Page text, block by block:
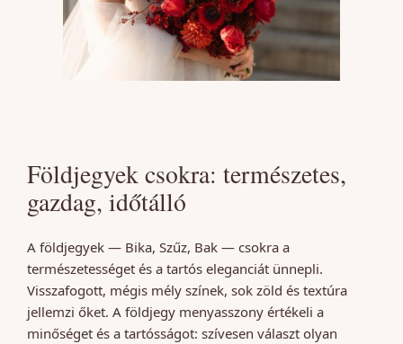
Földjegyek csokra: természetes,
gazdag, időtálló
A földjegyek — Bika, Szűz, Bak — csokra a
természetességet és a tartós eleganciát ünnepli.
Visszafogott, mégis mély színek, sok zöld és textúra
jellemzi őket. A földjegy menyasszony értékeli a
minőséget és a tartósságot: szívesen választ olyan